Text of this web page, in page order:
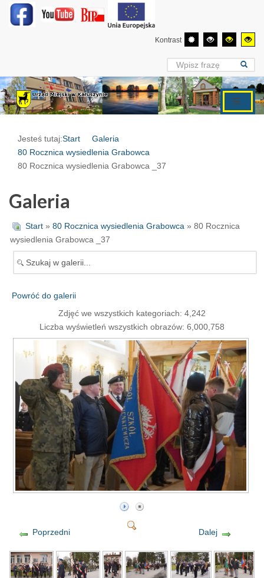
Kontrast
Jesteś tutaj:Start
Galeria
80 Rocznica wysiedlenia Grabowca
80 Rocznica wysiedlenia Grabowca _37
Galeria
Start » 80 Rocznica wysiedlenia Grabowca » 80 Rocznica
wysiedlenia Grabowca _37
Powróć do galerii
Zdjęć we wszystkich kategoriach: 4,242
Liczba wyświetleń wszystkich obrazów: 6,000,758
Poprzedni Dalej